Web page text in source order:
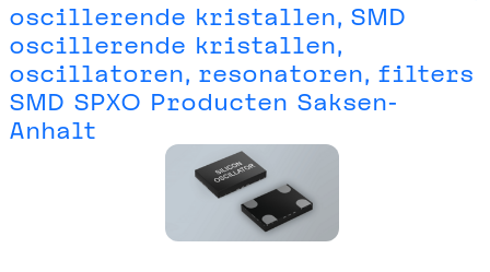
oscillerende kristallen, SMD
oscillerende kristallen,
oscillatoren, resonatoren, filters
SMD SPXO Producten Saksen-
Anhalt